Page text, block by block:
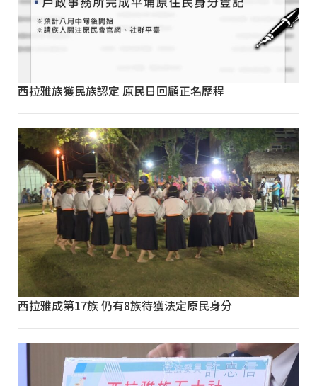
西拉雅族獲民族認定 原民日回顧正名歷程
西拉雅成第17族 仍有8族待獲法定原民身分